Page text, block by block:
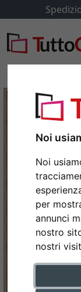
Noi
Noi
per
annunci
nostro
nostri
Indietro